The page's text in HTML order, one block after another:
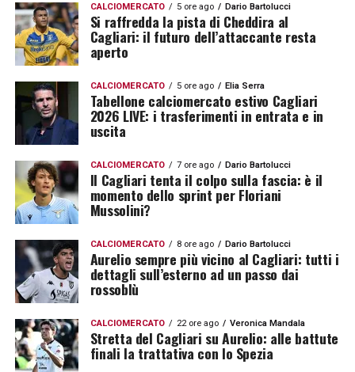
CALCIOMERCATO 5 ore ago Dario Bartolucci
Si raffredda la pista di Cheddira al
Cagliari: il futuro dell’attaccante resta
aperto
CALCIOMERCATO 5 ore ago Elia Serra
Tabellone calciomercato estivo Cagliari
2026 LIVE: i trasferimenti in entrata e in
uscita
CALCIOMERCATO 7 ore ago Dario Bartolucci
Il Cagliari tenta il colpo sulla fascia: è il
momento dello sprint per Floriani
Mussolini?
CALCIOMERCATO 8 ore ago Dario Bartolucci
Aurelio sempre più vicino al Cagliari: tutti i
dettagli sull’esterno ad un passo dai
rossoblù
CALCIOMERCATO 22 ore ago Veronica Mandala
Stretta del Cagliari su Aurelio: alle battute
finali la trattativa con lo Spezia